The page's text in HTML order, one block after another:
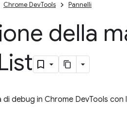
Chrome DevTools Pannelli
della
di debug in Chrome DevTools